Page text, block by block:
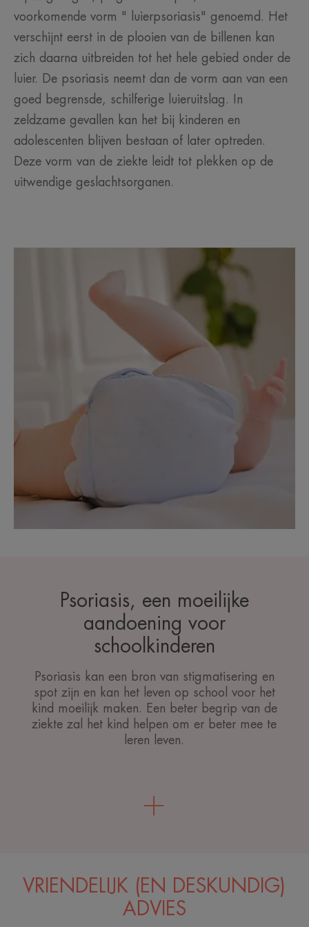
voorkomende vorm " luierpsoriasis" genoemd. Het
verschijnt eerst in de plooien van de billenen kan
zich daarna uitbreiden tot het hele gebied onder de
luier. De psoriasis neemt dan de vorm aan van een
goed begrensde, schilferige luieruitslag. In
zeldzame gevallen kan het bij kinderen en
adolescenten blijven bestaan of later optreden.
Deze vorm van de ziekte leidt tot plekken op de
uitwendige geslachtsorganen.
Psoriasis, een moeilijke
aandoening voor
schoolkinderen
Psoriasis kan een bron van stigmatisering en
spot zijn en kan het leven op school voor het
kind moeilijk maken. Een beter begrip van de
ziekte zal het kind helpen om er beter mee te
leren leven.
VRIENDELIJK (EN DESKUNDIG)
ADVIES